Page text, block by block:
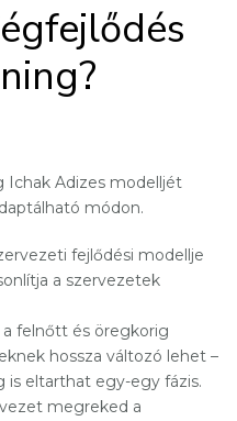
Ichak Adizes modelljét
módon.
fejlődési modellje
a szervezetek
felnőtt és öregkorig
hossza változó lehet –
is eltarthat egy-egy fázis.
megreked a